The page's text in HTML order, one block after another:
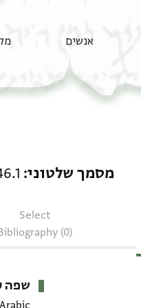
אנשים
מסמך שלטוני
Select
(0)
שפה